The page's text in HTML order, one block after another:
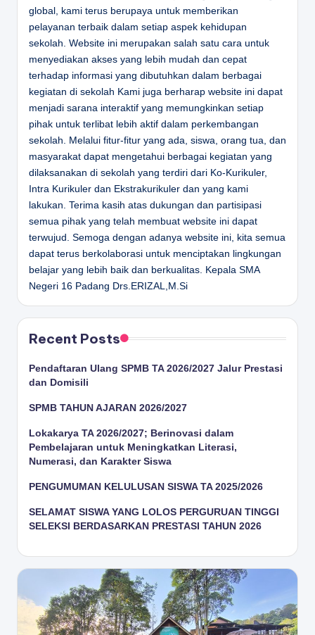
global, kami terus berupaya untuk memberikan
pelayanan terbaik dalam setiap aspek kehidupan
sekolah. Website ini merupakan salah satu cara untuk
menyediakan akses yang lebih mudah dan cepat
terhadap informasi yang dibutuhkan dalam berbagai
kegiatan di sekolah Kami juga berharap website ini dapat
menjadi sarana interaktif yang memungkinkan setiap
pihak untuk terlibat lebih aktif dalam perkembangan
sekolah. Melalui fitur-fitur yang ada, siswa, orang tua, dan
masyarakat dapat mengetahui berbagai kegiatan yang
dilaksanakan di sekolah yang terdiri dari Ko-Kurikuler,
Intra Kurikuler dan Ekstrakurikuler dan yang kami
lakukan. Terima kasih atas dukungan dan partisipasi
semua pihak yang telah membuat website ini dapat
terwujud. Semoga dengan adanya website ini, kita semua
dapat terus berkolaborasi untuk menciptakan lingkungan
belajar yang lebih baik dan berkualitas.
Kepala SMA
Negeri 16 Padang Drs.ERIZAL,M.Si
Recent Posts
Pendaftaran Ulang SPMB TA 2026/2027 Jalur Prestasi
dan Domisili
SPMB TAHUN AJARAN 2026/2027
Lokakarya TA 2026/2027; Berinovasi dalam
Pembelajaran untuk Meningkatkan Literasi,
Numerasi, dan Karakter Siswa
PENGUMUMAN KELULUSAN SISWA TA 2025/2026
SELAMAT SISWA YANG LOLOS PERGURUAN TINGGI
SELEKSI BERDASARKAN PRESTASI TAHUN 2026